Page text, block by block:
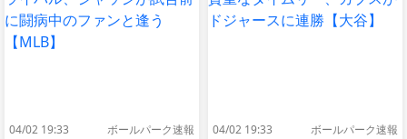
04/02 19:33 ボールパーク速報 04/02 19:33 ボールパーク速報